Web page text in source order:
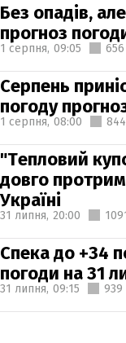
Без опадів,
прогноз
1 серпня, 09:05 656
Серпень
погоду
1 серпня, 08:00 844
"Тепловий
довго
Україні
31 липня, 20:00
Спека до +34
погоди на 31
31 липня, 09:15 939